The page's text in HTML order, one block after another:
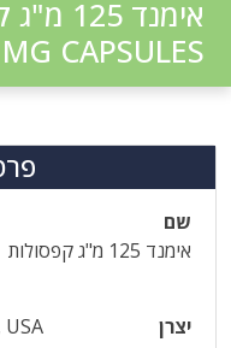
אימנד 125 מ"ג קפסולות
CAPSULES
שם
אימנד 125 מ"ג קפסולות
יצרן
USA